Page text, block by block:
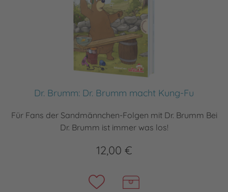
Dr. Brumm: Dr. Brumm macht Kung-Fu
Für Fans der Sandmännchen-Folgen mit Dr. Brumm Bei
Dr. Brumm ist immer was los!
12,00 €